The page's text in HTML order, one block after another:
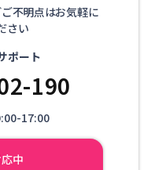
不明点はお気軽に
さい
ポート
190
17:00
中